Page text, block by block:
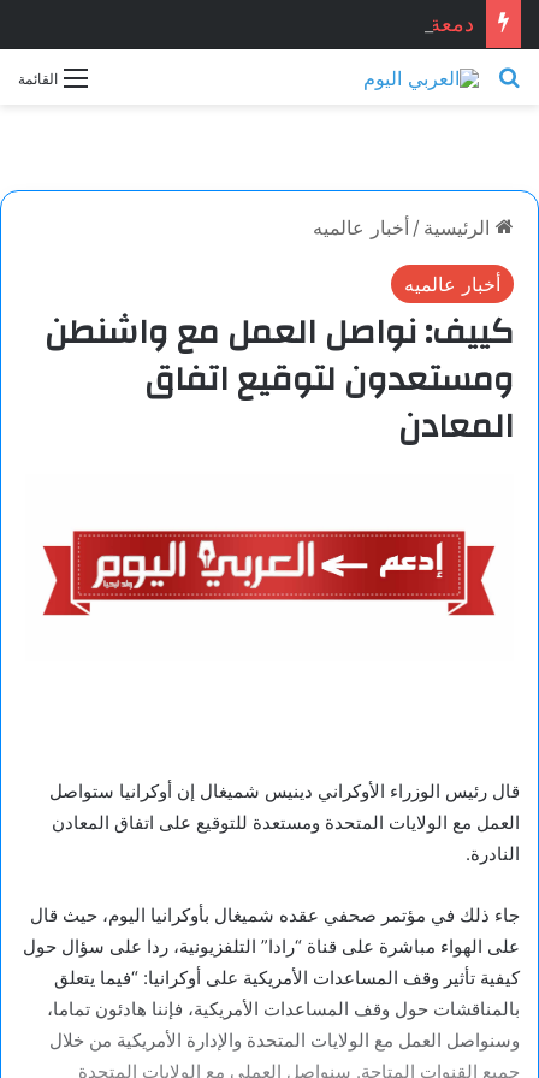
القائمة بحث عن
الرئيسية / أخبار عالميه
أخبار عالميه
كييف: نواصل العمل مع واشنطن
ومستعدون لتوقيع اتفاق
المعادن
قال رئيس الوزراء الأوكراني دينيس شميغال إن أوكرانيا ستواصل
العمل مع الولايات المتحدة ومستعدة للتوقيع على اتفاق المعادن
النادرة.
جاء ذلك في مؤتمر صحفي عقده شميغال بأوكرانيا اليوم، حيث قال
على الهواء مباشرة على قناة “رادا” التلفزيونية، ردا على سؤال حول
كيفية تأثير وقف المساعدات الأمريكية على أوكرانيا: “فيما يتعلق
بالمناقشات حول وقف المساعدات الأمريكية، فإننا هادئون تماما،
وسنواصل العمل مع الولايات المتحدة والإدارة الأمريكية من خلال
جميع القنوات المتاحة. سنواصل العملي مع الولايات المتحدة